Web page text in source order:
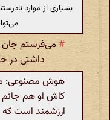
بسیاری از موارد
# می‌فرستم
داشتی در
هوش مصنوعی:
کاش او هم جانم
ارزشمند است که